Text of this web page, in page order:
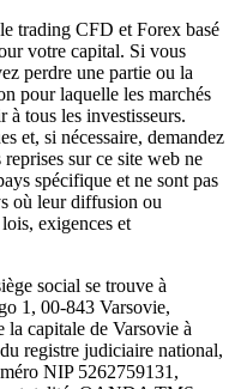
trading CFD et Forex basé
votre capital. Si vous
perdre une partie ou la
pour laquelle les marchés
tous les investisseurs.
et, si nécessaire, demandez
sur ce site web ne
spécifique et ne sont pas
où leur diffusion ou
exigences et
social se trouve à
1, 00-843 Varsovie,
la capitale de Varsovie à
registre judiciaire national,
NIP 5262759131,